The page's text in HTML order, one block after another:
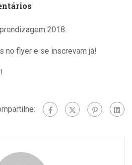
2018.
no flyer e se inscrevam já!